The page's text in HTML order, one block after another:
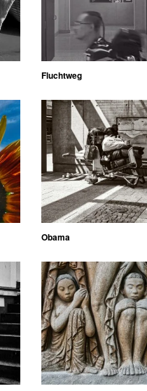
Fluchtweg
Obama